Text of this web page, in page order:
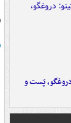
دروغگو، پَست‌ و